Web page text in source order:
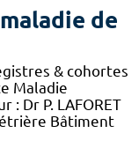
de
& cohortes
Maladie
: Dr P. LAFORET
Bâtiment